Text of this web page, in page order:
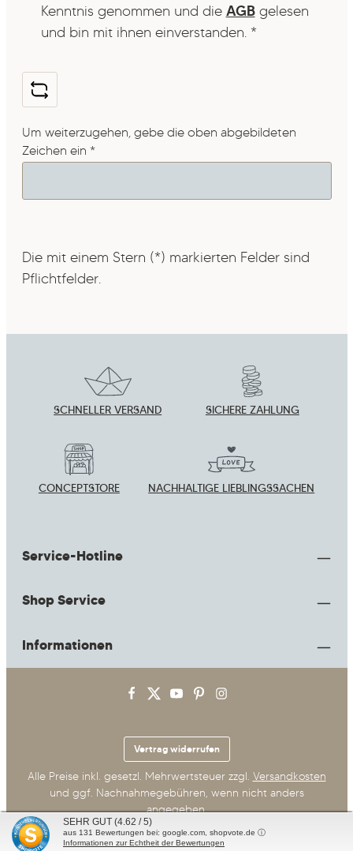
Kenntnis genommen und die AGBgelesen
und bin mit ihnen einverstanden. *
Um weiterzugehen, gebe die oben abgebildeten
Zeichen ein *
Die mit einem Stern (*) markierten Felder sind
Pflichtfelder.
SCHNELLER VERSAND SICHERE ZAHLUNG
CONCEPTSTORE NACHHALTIGE LIEBLINGSSACHEN
Service-Hotline
Shop Service
Informationen
Vertrag widerrufen
© 2026 Milchwiese
Alle Preise inkl. gesetzl. Mehrwertsteuer zzgl. Versandkosten
und ggf. Nachnahmegebühren, wenn nicht anders
angegeben.
SEHR GUT (4.62 / 5)
aus 131 Bewertungen bei: google.com, shopvote.de ⓘ
Informationen zur Echtheit der Bewertungen